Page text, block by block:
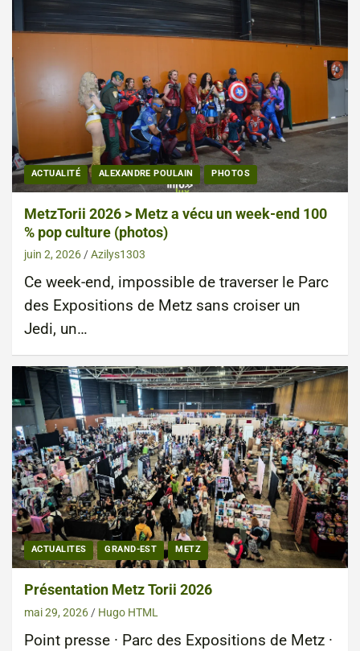
ACTUALITÉ ALEXANDRE POULAIN PHOTOS
MetzTorii 2026 > Metz a vécu un week-end 100
% pop culture (photos)
juin 2, 2026 Azilys1303
Ce week-end, impossible de traverser le Parc
des Expositions de Metz sans croiser un
Jedi, un…
ACTUALITES GRAND-EST METZ
Présentation Metz Torii 2026
mai 29, 2026 Hugo HTML
Point presse · Parc des Expositions de Metz ·